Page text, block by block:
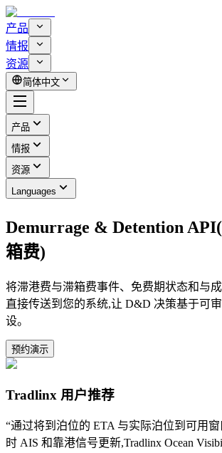
产品
情报
资源
简体中文
产品
情报
资源
Languages
Demurrage & Detention
箱费)
将滞港费与滞箱费事件、免费期状态和与
直接传送到您的系统,让 D&D 决策基于可
设。
预约演示
Tradlinx 用户推荐
“通过将到泊位的 ETA 与实际泊位到可用
时 AIS 和靠港信号更新,Tradlinx Ocean